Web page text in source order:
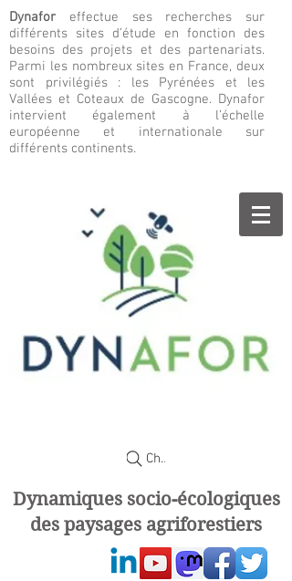
Dynafor effectue ses recherches sur
différents sites d’étude en fonction des
besoins des projets et des partenariats.
Parmi les nombreux sites en France, deux
sont privilégiés : les Pyrénées et les
Vallées et Coteaux de Gascogne. Dynafor
intervient également à l’échelle
européenne et internationale sur
différents continents.
Chercher
Dynamiques socio-écologiques
des paysages agriforestiers